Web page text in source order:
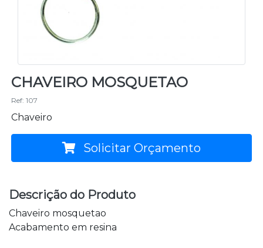
CHAVEIRO MOSQUETAO
Ref: 107
Chaveiro
Solicitar Orçamento
Descrição do Produto
Chaveiro mosquetao
Acabamento em resina